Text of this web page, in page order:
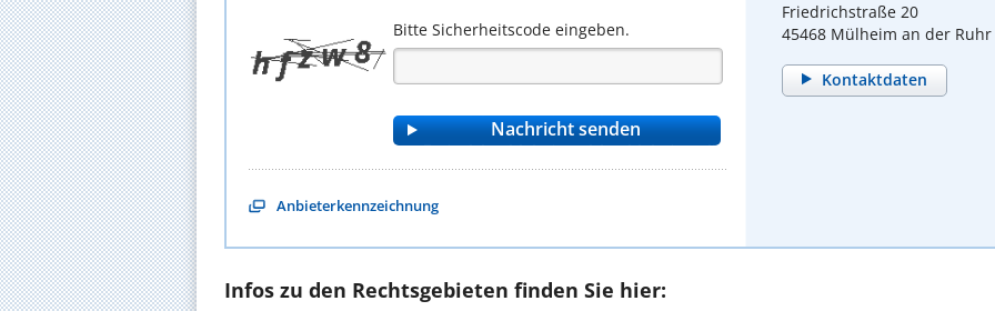
Bitte Sicherheitscode eingeben.
Anbieterkennzeichnung
Friedrichstraße 20
45468 Mülheim an der Ruhr
Kontaktdaten
Infos zu den Rechtsgebieten finden Sie hier: